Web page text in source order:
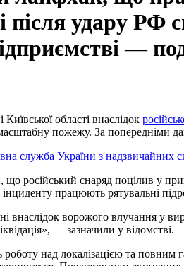
удару РФ
—
Київської області внаслідок
пожежу. За попередніми
служба України з надзвичайних
що російський снаряд поцілив у
інциденту працюють рятувальні
внаслідок ворожого влучання у
— зазначили у відомстві.
над локалізацією та повним